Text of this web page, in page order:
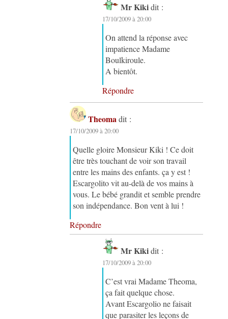
Mr Kiki dit :
17/10/2009 à 20:00
On attend la réponse avec
impatience Madame
Boulkiroule.
A bientôt.
Répondre
Theoma dit :
17/10/2009 à 20:00
Quelle gloire Monsieur Kiki ! Ce doit
être très touchant de voir son travail
entre les mains des enfants. ça y est !
Escargolito vit au-delà de vos mains à
vous. Le bébé grandit et semble prendre
son indépendance. Bon vent à lui !
Répondre
Mr Kiki dit :
17/10/2009 à 20:00
C’est vrai Madame Theoma,
ça fait quelque chose.
Avant Escargolio ne faisait
que parasiter les leçons de